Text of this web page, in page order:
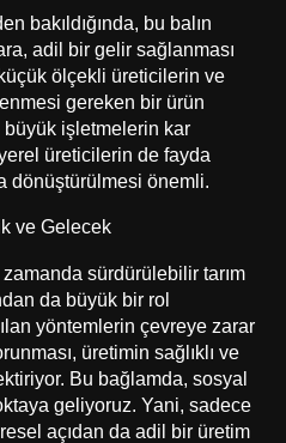
bakıldığında, bu balın
adil bir gelir sağlanması
ölçekli üreticilerin ve
gereken bir ürün
işletmelerin kar
üreticilerin de fayda
dönüştürülmesi önemli.
ve Gelecek
zamanda sürdürülebilir tarım
da büyük bir rol
yöntemlerin çevreye zarar
üretimin sağlıklı ve
Bu bağlamda, sosyal
geliyoruz. Yani, sadece
açıdan da adil bir üretim